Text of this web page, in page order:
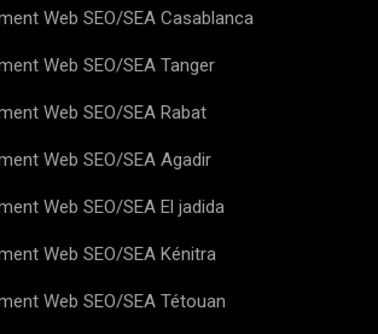
Web SEO/SEA Casablanca
Web SEO/SEA Tanger
Web SEO/SEA Rabat
Web SEO/SEA Agadir
Web SEO/SEA El jadida
Web SEO/SEA Kénitra
Web SEO/SEA Tétouan